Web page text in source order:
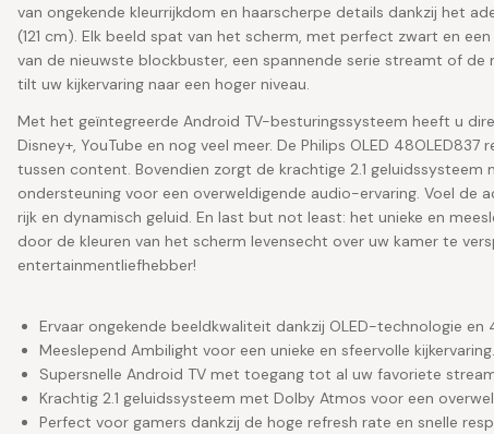
van ongekende kleurrijkdom en haarscherpe details dankzij het
(121 cm). Elk beeld spat van het scherm, met perfect zwart en
van de nieuwste blockbuster, een spannende serie streamt of de
tilt uw kijkervaring naar een hoger niveau.
Met het geïntegreerde Android TV-besturingssysteem heeft u
Disney+, YouTube en nog veel meer. De Philips OLED
tussen content. Bovendien zorgt de krachtige 2.1
ondersteuning voor een overweldigende audio-ervaring. Voel de
rijk en dynamisch geluid. En last but not least: het unieke en
door de kleuren van het scherm levensecht over uw kamer te
entertainmentliefhebber!
Ervaar ongekende beeldkwaliteit dankzij OLED-technologie en
Meeslepend Ambilight voor een unieke en sfeervolle kijkervaring.
Supersnelle Android TV met toegang tot al uw favoriete
Krachtig 2.1 geluidssysteem met Dolby Atmos voor een
Perfect voor gamers dankzij de hoge refresh rate en snelle